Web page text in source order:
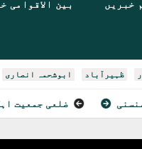
خبریں بین الاقوامی
ظہیرآباد ابوشحمہ انصاری
ضلعی جمعیت اہلِ حدیث،